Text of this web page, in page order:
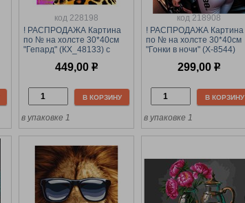
код 228198
! РАСПРОДАЖА Картина
по № на холсте 30*40см
"Гепард" (КХ_48133) с
449,00 р
В КОРЗИНУ
в упаковке 1
код 218908
! РАСПРОДАЖА Картина
по № на холсте 30*40см
"Гонки в ночи" (Х-8544)
299,00 р
В КОРЗИНУ
в упаковке 1